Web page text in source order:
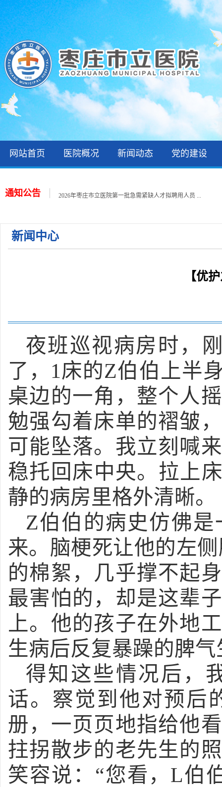
网站首页 医院概况 新闻动态 党的建设
通知公告
关于公布2026年枣庄市立医院公开招聘备案制工作人 ...
2026年枣庄市立医院第一批急需紧缺人才拟聘用人员 ...
关于公布2026年枣庄市立医院第一批急需紧缺人才招 ...
关于公布2026年枣庄市立医院公开招聘备案制工作人 ...
关于公布2026年枣庄市立医院第一批急需紧缺人才招 ...
新闻中心
【优
夜班巡视病房时，
了，1床的Z伯伯上半
桌边的一角，整个人
勉强勾着床单的褶皱
可能坠落。我立刻喊
稳托回床中央。拉上
静的病房里格外清晰。
Z伯伯的病史仿佛
来。脑梗死让他的左
的棉絮，几乎撑不起
最害怕的，却是这辈
上。他的孩子在外地
生病后反复暴躁的脾
得知这些情况后，
话。察觉到他对预后
册，一页页地指给他
拄拐散步的老先生的
笑容说： “您看，L伯